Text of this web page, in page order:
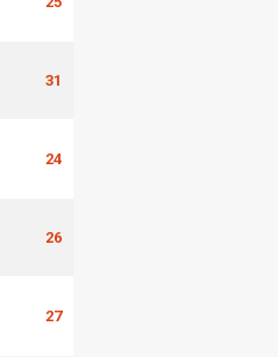
31
24
26
27